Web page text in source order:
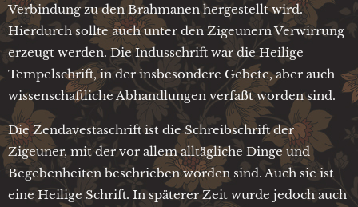
Verbindung zu den Brahmanen hergestellt wird.
Hierdurch sollte auch unter den Zigeunern Verwirrung
erzeugt werden. Die Indusschrift war die Heilige
Tempelschrift, in der insbesondere Gebete, aber auch
wissenschaftliche Abhandlungen verfaßt worden sind.
Die Zendavestaschrift ist die Schreibschrift der
Zigeuner, mit der vor allem alltägliche Dinge und
Begebenheiten beschrieben worden sind. Auch sie ist
eine Heilige Schrift. In späterer Zeit wurde jedoch auch